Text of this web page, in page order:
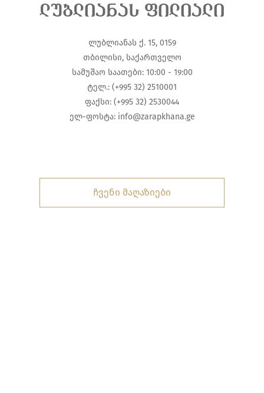
ლუბლიანას ფილიალი
ლუბლიანას ქ. 15, 0159
თბილისი, საქართველო
სამუშაო საათები: 10:00 - 19:00
ტელ.: (+995 32) 2510001
ფაქსი: (+995 32) 2530044
ელ-ფოსტა: info@zarapkhana.ge
ჩვენი მაღაზიები